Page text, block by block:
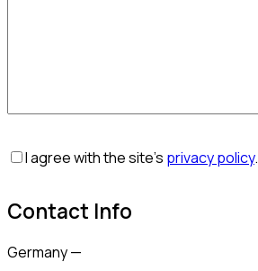
I agree with the site’s privacy policy.
Contact Info
Germany —